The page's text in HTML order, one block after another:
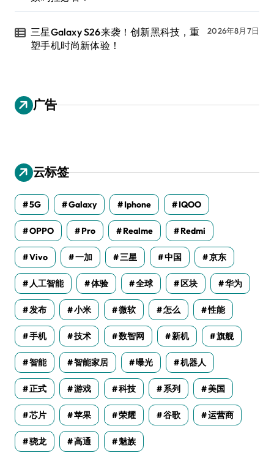
三星Galaxy S26来袭！创新黑科技，重
塑手机时尚新体验！
2026年8月7日
广告
云标签
5G Galaxy Iphone IQOO
OPPO Pro Realme Redmi
Vivo 一加 三星 中国 京东
人工智能 体验 全球 区块 华为
发布 小米 微软 怎么 性能
手机 技术 数智网 新机 旗舰
智能 智能家居 曝光 机器人
正式 游戏 科技 系列 美国
芯片 苹果 荣耀 谷歌 运营商
骁龙 高通 魅族